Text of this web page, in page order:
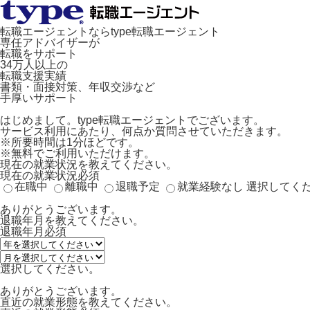
転職エージェントならtype転職エージェント
専任アドバイザーが
転職をサポート
34万人以上の
転職支援実績
書類・面接対策、年収交渉など
手厚いサポート
はじめまして。type転職エージェントでございます。
サービス利用にあたり、何点か質問させていただきます。
※所要時間は1分ほどです。
※無料でご利用いただけます。
現在の就業状況を教えてください。
現在の就業状況必須
在職中
離職中 退職予定 就業経験なし 選択してく
ありがとうございます。
退職年月を教えてください。
退職年月 必須
選択してください。
ありがとうございます。
直近の就業形態を教えてください。